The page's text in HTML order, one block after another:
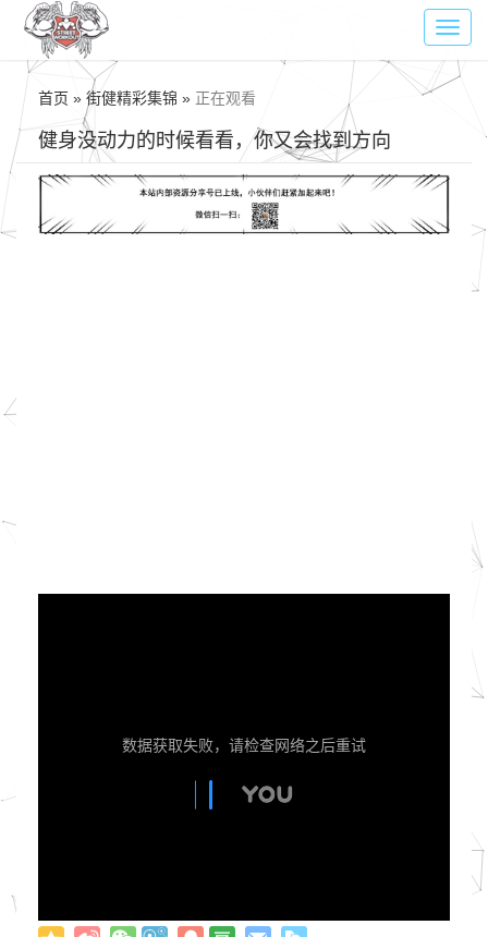
首页 » 街健精彩集锦 » 正在观看
健身没动力的时候看看，你又会找到方向
数据获取失败，请检查网络之后重试